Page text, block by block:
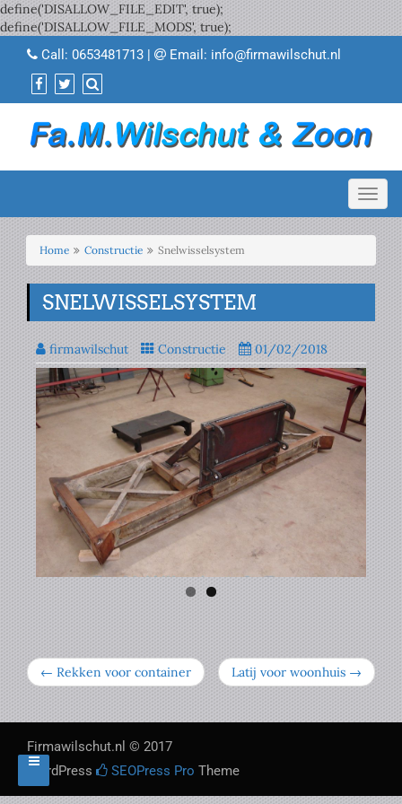
define('DISALLOW_FILE_EDIT', true);
define('DISALLOW_FILE_MODS', true);
Call: 0653481713 | Email: info@firmawilschut.nl
Home Constructie Snelwisselsystem
SNELWISSELSYSTEM
firmawilschut Constructie 01/02/2018
← Rekken voor container Latij voor woonhuis →
Firmawilschut.nl © 2017
WordPress
SEOPress Pro Theme